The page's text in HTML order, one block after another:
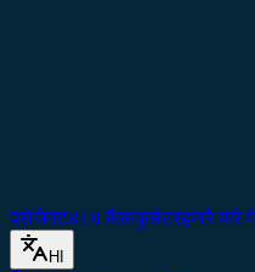
प्रोजेक्टROI कैलकुलेटरहमारे बारे में
HI